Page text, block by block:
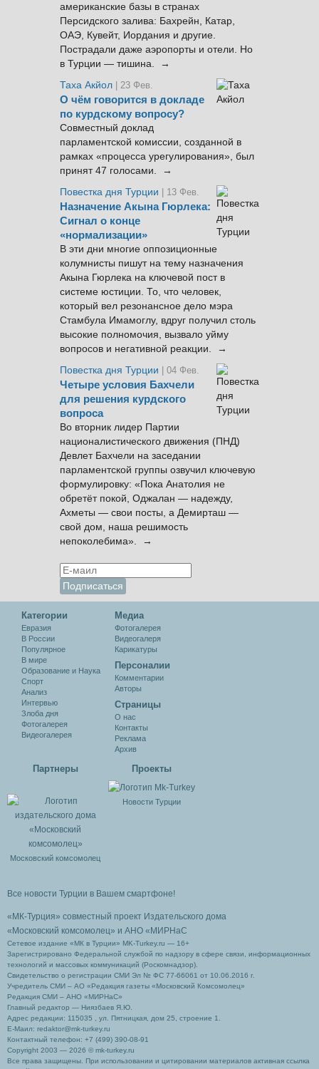
американские базы в странах
Персидского залива: Бахрейн, Катар,
ОАЭ, Кувейт, Иордания и другие.
Пострадали даже аэропорты и отели. Но
в Турции — тишина. →
Таха Акйол | 23 Фев.
О чём говорится в докладе
по курдскому вопросу?
Совместный доклад
парламентской комиссии, созданной в
рамках «процесса урегулирования», был
принят 47 голосами. →
Повестка дня Турции
| 13 Фев.
Назначение Акына Гюрлека:
Сигнал о конце
«нормализации»
В эти дни многие оппозиционные
колумнисты пишут на тему назначения
Акына Гюрлека на ключевой пост в
системе юстиции. То, что человек,
который вел резонансное дело мэра
Стамбула Имамоглу, вдруг получил столь
высокие полномочия, вызвало уйму
вопросов и негативной реакции. →
Повестка дня Турции
| 04 Фев.
Четыре условия Бахчели
для решения курдского
вопроса
Во вторник лидер Партии
националистического движения (ПНД)
Девлет Бахчели на заседании
парламентской группы озвучил ключевую
формулировку: «Пока Анатолия не
обретёт покой, Оджалан — надежду,
Ахметы — свои посты, а Демирташ —
свой дом, наша решимость
непоколебима». →
Категории
Евразия
В России
Популярное
В мире
Образование и Наука
Спорт
Анализ
Интервью
Злоба дня
Фотогалерея
Видеогалерея
Медиа
Фотогалерея
Видеогалеря
Карикатуры
Персоналии
Комментарии
Авторы
Cтраницы
О нас
Контакты
Реклама
Архив
Партнеры
Московский комсомолец
Проекты
Новости Турции
Все новости Турции в Вашем смартфоне!
«МК-Турция» совместный проект Издательского дома
«Московский комсомолец» и АНО «МИРНаС
Сетевое издание «МК в Турции» MK-Turkey.ru — 16+
Зарегистрировано Федеральной службой по надзору в сфере связи, информационных
технологий и массовых коммуникаций (Роскомнадзор).
Свидетельство о регистрации СМИ Эл № ФС 77-66061 от 10.06.2016 г.
Учредитель СМИ – АО «Редакция газеты «Московский Комсомолец»
Редакция СМИ – АНО «МИРНаС»
Главный редактор — Ниязбаев Я.Ю.
Адрес редакции: 115035 , ул. Пятницкая, дом 25, строение 1.
Е-Маил: redaktor@mk-turkey.ru
Контактный телефон: +7 (499) 390-08-91
Copyright 2003 — 2026 © mk-turkey.ru
Все права защищены. При использовании и цитировании материалов активная ссылка